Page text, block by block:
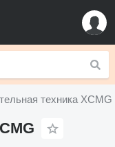
техника XCMG